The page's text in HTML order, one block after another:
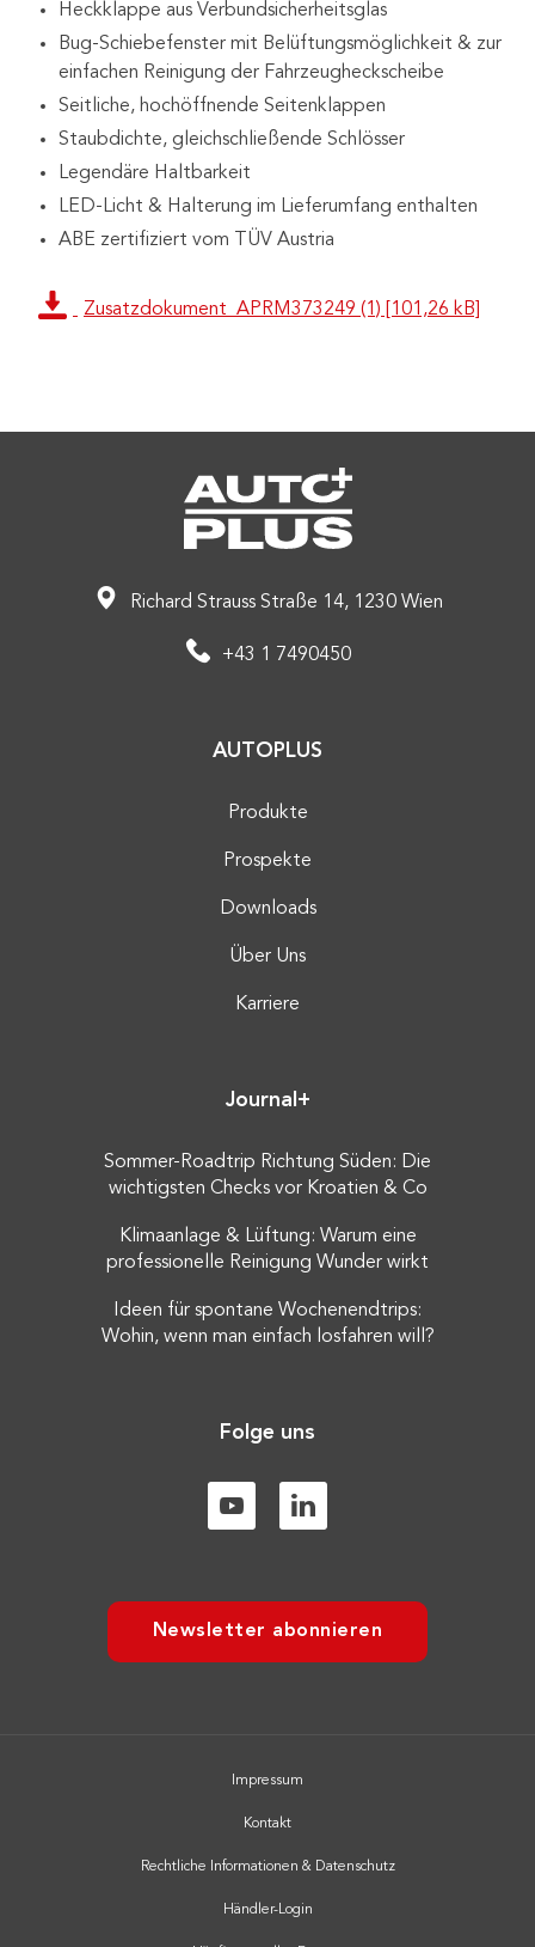
Heckklappe aus Verbundsicherheitsglas
Bug-Schiebefenster mit Belüftungsmöglichkeit & zur
einfachen Reinigung der Fahrzeugheckscheibe
Seitliche, hochöffnende Seitenklappen
Staubdichte, gleichschließende Schlösser
Legendäre Haltbarkeit
LED-Licht & Halterung im Lieferumfang enthalten
ABE zertifiziert vom TÜV Austria
Zusatzdokument_APRM373249 (1) [101,26 kB]
Richard Strauss Straße 14, 1230 Wien
+43 1 7490450
AUTOPLUS
Produkte
Prospekte
Downloads
Über Uns
Karriere
Journal+
Sommer-Roadtrip Richtung Süden: Die
wichtigsten Checks vor Kroatien & Co
Klimaanlage & Lüftung: Warum eine
professionelle Reinigung Wunder wirkt
Ideen für spontane Wochenendtrips:
Wohin, wenn man einfach losfahren will?
Folge uns
Newsletter abonnieren
Impressum
Kontakt
Rechtliche Informationen & Datenschutz
Händler-Login